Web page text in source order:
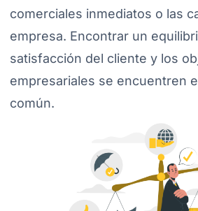
comerciales inmediatos o las
empresa. Encontrar un
satisfacción del cliente y los
empresariales se encuentren
común.